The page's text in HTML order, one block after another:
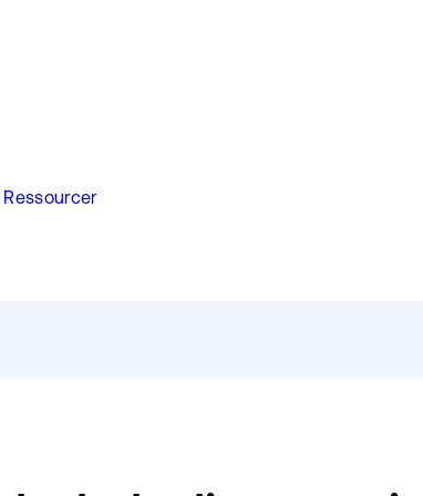
Ressourcer